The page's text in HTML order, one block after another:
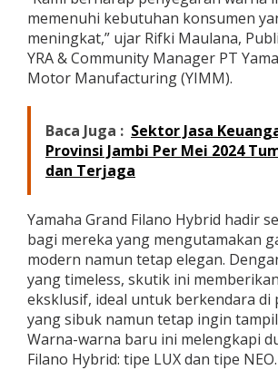
a
n
o
H
y
i
d
H
r
d
e
n
g
a
n
W
a
memenuhi kebutuhan konsumen
meningkat,” ujar Rifki Maulana,
YRA & Community Manager PT
Motor Manufacturing (YIMM).
Baca Juga : Sektor Jasa
Provinsi Jambi Per Mei 2024
dan Terjaga
Yamaha Grand Filano Hybrid hadir
bagi mereka yang mengutamakan
modern namun tetap elegan.
yang timeless, skutik ini
eksklusif, ideal untuk berkendara di
yang sibuk namun tetap ingin
Warna-warna baru ini melengkapi
Filano Hybrid: tipe LUX dan tipe NEO.